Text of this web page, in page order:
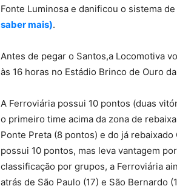
Fonte Luminosa e danificou o sistema
saber mais).
Antes de pegar o Santos,a Locomotiva
às 16 horas no Estádio Brinco de Ouro
A Ferroviária possui 10 pontos (duas
o primeiro time acima da zona de
Ponte Preta (8 pontos) e do já
possui 10 pontos, mas leva vantagem
classificação por grupos, a Ferroviária
atrás de São Paulo (17) e São Bernardo